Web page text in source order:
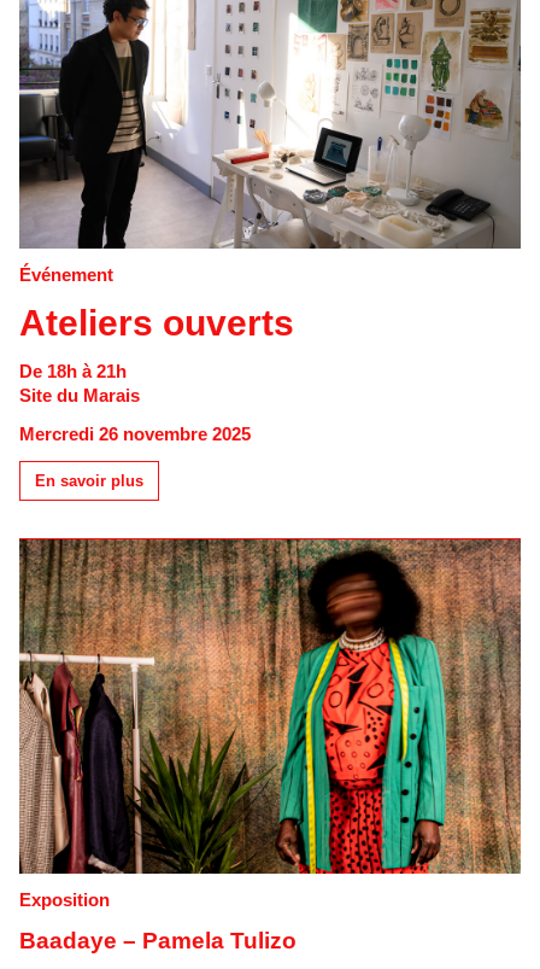
Événement
Ateliers ouverts
De 18h à 21h
Site du Marais
Mercredi 26 novembre 2025
En savoir plus
Exposition
Baadaye – Pamela Tulizo